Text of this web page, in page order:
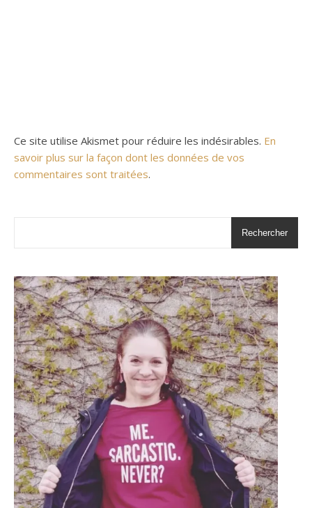
Ce site utilise Akismet pour réduire les indésirables. En
savoir plus sur la façon dont les données de vos
commentaires sont traitées.
Rechercher